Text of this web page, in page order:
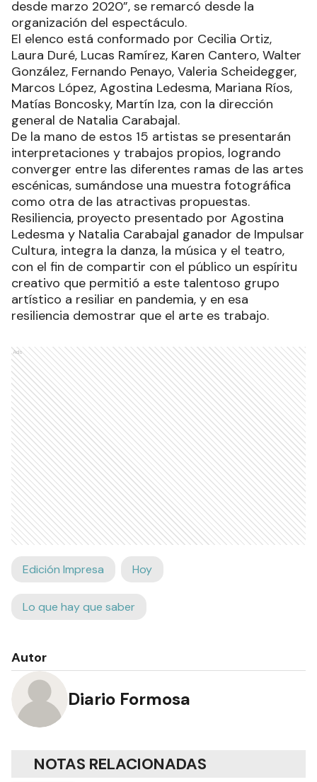
desde marzo 2020”, se remarcó desde la
organización del espectáculo.
El elenco está conformado por Cecilia Ortiz,
Laura Duré, Lucas Ramírez, Karen Cantero, Walter
González, Fernando Penayo, Valeria Scheidegger,
Marcos López, Agostina Ledesma, Mariana Ríos,
Matías Boncosky, Martín Iza, con la dirección
general de Natalia Carabajal.
De la mano de estos 15 artistas se presentarán
interpretaciones y trabajos propios, logrando
converger entre las diferentes ramas de las artes
escénicas, sumándose una muestra fotográfica
como otra de las atractivas propuestas.
Resiliencia, proyecto presentado por Agostina
Ledesma y Natalia Carabajal ganador de Impulsar
Cultura, integra la danza, la música y el teatro,
con el fin de compartir con el público un espíritu
creativo que permitió a este talentoso grupo
artístico a resiliar en pandemia, y en esa
resiliencia demostrar que el arte es trabajo.
Ads
Edición Impresa Hoy
Lo que hay que saber
Autor
Diario Formosa
NOTAS RELACIONADAS